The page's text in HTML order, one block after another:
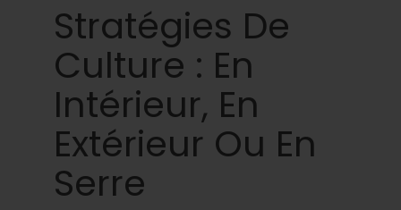
Stratégies De
Culture : En
Intérieur, En
Extérieur Ou En
Serre